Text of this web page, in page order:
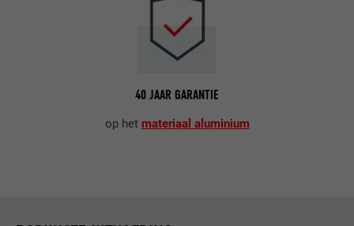
40 JAAR GARANTIE
op het materiaal aluminium